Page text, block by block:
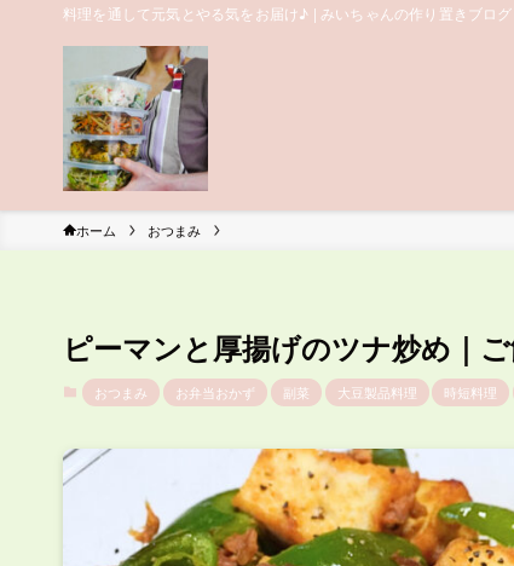
料理を通して元気とやる気をお届け♪ | みいちゃんの作り置きブログ
ホーム おつまみ
ピーマンと厚揚げのツナ炒め｜
おつまみ お弁当おかず 副菜 大豆製品料理 時短料理